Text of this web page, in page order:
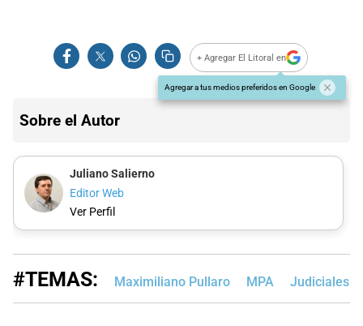
+ Agregar El Litoral en
Agregar a tus medios preferidos en Google
Sobre el Autor
Juliano Salierno
Editor Web
Ver Perfil
#TEMAS: Maximiliano Pullaro MPA Judiciales